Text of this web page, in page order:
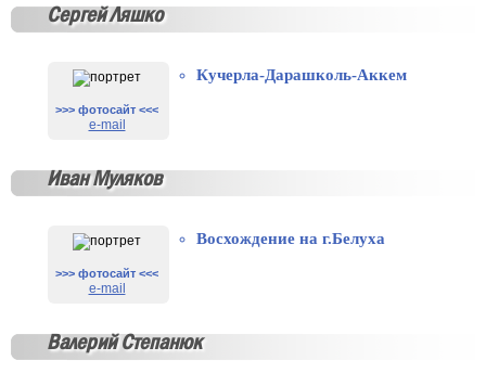
Сергей Ляшко
>>> фотосайт <<<
e-mail
Кучерла-Дарашколь-Аккем
Иван Муляков
>>> фотосайт <<<
e-mail
Восхождение на г.Белуха
Валерий Степанюк